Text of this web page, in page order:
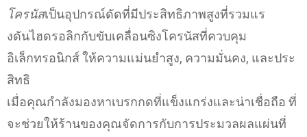
โครนัสเป็นอุปกรณ์ดัดที่มีประสิทธิภาพสูงที่รวมแร
งดันไฮดรอลิกกับขับเคลื่อนซิงโครนัสที่ควบคุม
อิเล็กทรอนิกส์ ให้ความแม่นยำสูง, ความมั่นคง, และประ
สิทธิ
เมื่อคุณกำลังมองหาเบรกกดที่แข็งแกร่งและน่าเชื่อถือ ที่
จะช่วยให้ร้านของคุณจัดการกับการประมวลผลแผ่นที่